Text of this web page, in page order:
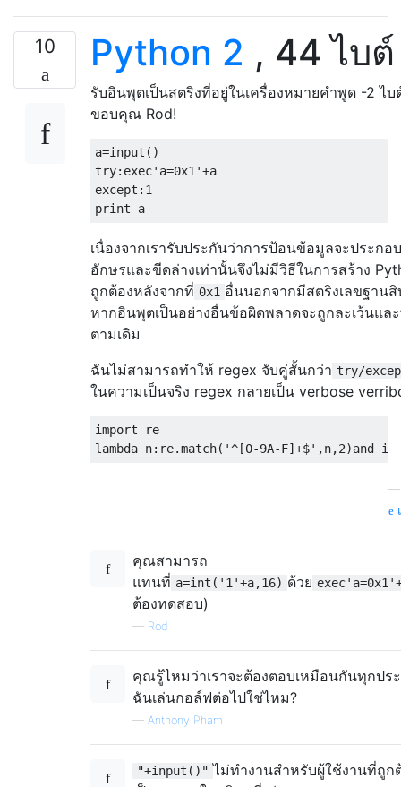
10 Python 2 , 44 ไบต์
รับอินพุตเป็นสตริงที่อยู่ในเครื่องหมายคำพูด -2 ไบ
ขอบคุณ Rod!
a=input ()
try: exec'a=0x1'+a
except : 1
print a
เนื่องจากเรารับประกันว่าการป้อนข้อมูลจะประกอ
อักษรและขีดล่างเท่านั้นจึงไม่มีวิธีในการสร้าง
ถูกต้องหลังจากที่ 0x1 อื่นนอกจากมีสตริงเลขฐาน
หากอินพุตเป็นอย่างอื่นข้อผิดพลาดจะถูกละเว้นแล
ตามเดิม
ฉันไม่สามารถทำให้ regex จับคู่สั้นกว่า try/
ในความเป็นจริง regex กลายเป็น verbose
import re
lambda n: re.match( '^[0-9A-F]+$' ,n,2)and
คุณสามารถ
แทนที่ a=int('1'+a,16) ด้วย
ต้องทดสอบ)
— Rod
คุณรู้ไหมว่าเราจะต้องตอบเหมือนกันทุกปร
ฉันเล่นกอล์ฟต่อไปใช่ไหม?
— Anthony Pham
"+input()" ไม่ทำงานสำหรับผู้ใช้งานที่ถูก